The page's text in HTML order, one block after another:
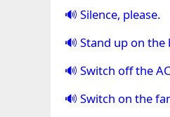
Silence, please.
Stand up on the
Switch off the
Switch on the